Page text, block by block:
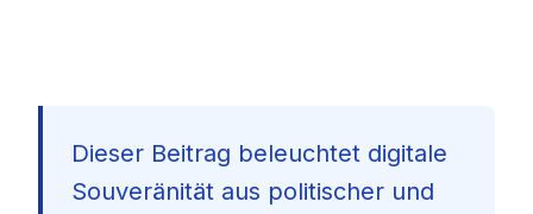
Dieser Beitrag beleuchtet digitale
Souveränität aus politischer und